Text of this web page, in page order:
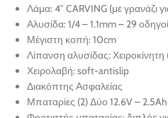
Λάμα: 4″ CARVING (με γρανάζι
Αλυσίδα: 1/4 – 1.1mm – 29
Μέγιστη κοπή: 10cm
Λίπανση αλυσίδας:
Χειρολαβή: soft-antislip
Διακόπτης Ασφαλείας
Μπαταρίες (2) Δύο 12.6V – 2.5Ah